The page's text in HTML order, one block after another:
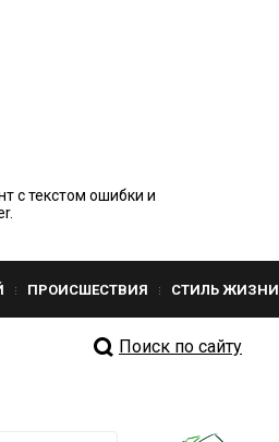
с текстом ошибки и
ПРОИСШЕСТВИЯ СТИЛЬ ЖИЗНИ
Поиск по сайту